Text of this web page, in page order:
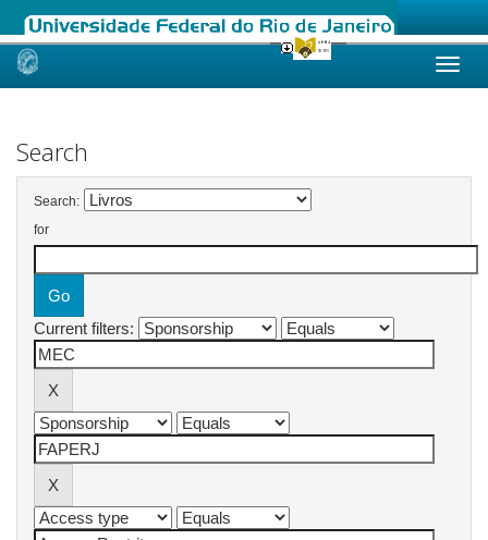
Skip
Search
Search:
for
Current filters: